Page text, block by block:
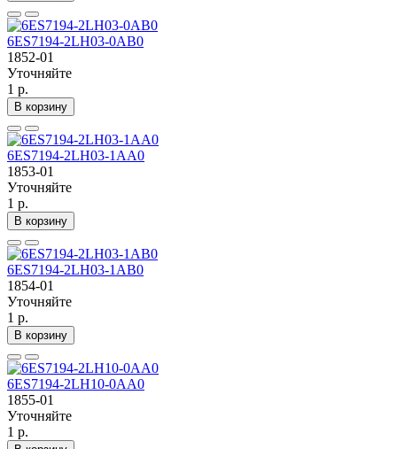
6ES7194-2LH03-0AB0
1852-01
Уточняйте
1 р.
В корзину
6ES7194-2LH03-1AA0
1853-01
Уточняйте
1 р.
В корзину
6ES7194-2LH03-1AB0
1854-01
Уточняйте
1 р.
В корзину
6ES7194-2LH10-0AA0
1855-01
Уточняйте
1 р.